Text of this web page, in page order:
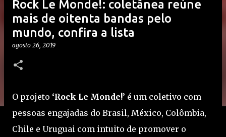
Rock Le Monde!: coletânea reúne
mais de oitenta bandas pelo
mundo, confira a lista
agosto 26, 2019
O projeto ‘Rock Le Monde!’ é um coletivo com
pessoas engajadas do Brasil, México, Colômbia,
Chile e Uruguai com intuito de promover o